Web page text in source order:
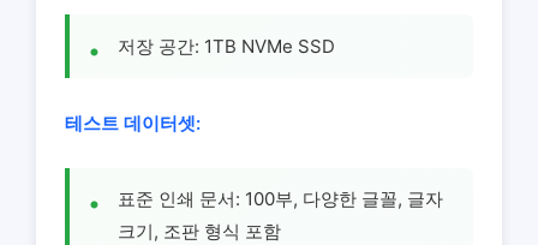
저장 공간: 1TB NVMe SSD
테스트 데이터셋:
표준 인쇄 문서: 100부, 다양한 글꼴, 글자
크기, 조판 형식 포함